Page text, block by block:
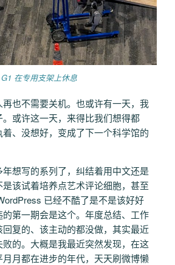
G1 在专用支架上休息
也不需要关机。也或许有一天，我
或许这一天，来得比我们想得都
、没想好，变成了下一个科学馆的
想写的系列了，纠结着用中文还是
是该试着培养点艺术评论细胞，甚至
已经不酷了是不是该好好
第一期会是这个。年度总结、工作
复的、该主动的都没做，其实最近
的。大概是我最近突然发现，在这
月都在进步的年代，天天刷微博懒